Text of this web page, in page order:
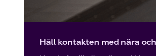
Håll kontakten med nära